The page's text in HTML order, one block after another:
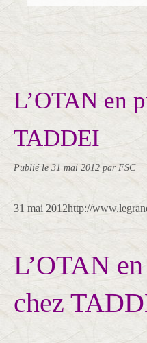
L’OTAN en
TADDEI
Publié le 31 mai 2012 par FSC
31 mai 2012http://
L’OTAN
chez